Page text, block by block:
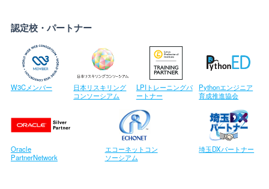
認定校・パートナー
W3Cメンバー
日本リスキリング
コンソーシアム
LPIトレーニングパ
ートナー
Pythonエンジニア
育成推進協会
Oracle
PartnerNetwork
エコーネットコン
ソーシアム
埼玉DXパートナー